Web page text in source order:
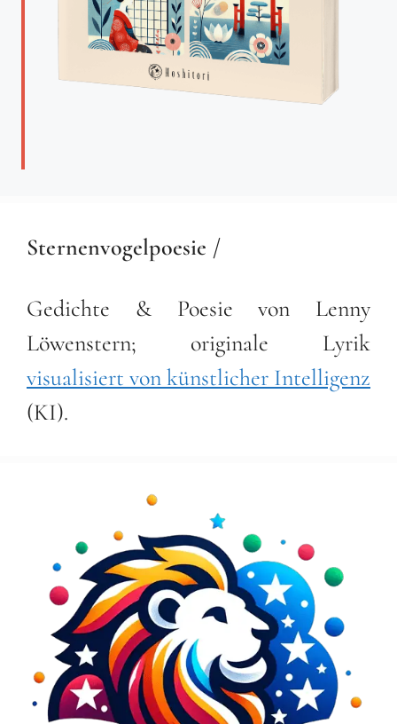
Sternenvogelpoesie /
Gedichte & Poesie von Lenny
Löwenstern; originale Lyrik
visualisiert von künstlicher Intelligenz
(KI).